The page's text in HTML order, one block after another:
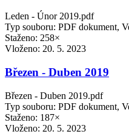
Leden - Únor 2019.pdf
Typ souboru: PDF dokument,
Staženo: 258×
Vloženo: 20. 5. 2023
Březen - Duben 2019
Březen - Duben 2019.pdf
Typ souboru: PDF dokument,
Staženo: 187×
Vloženo: 20. 5. 2023